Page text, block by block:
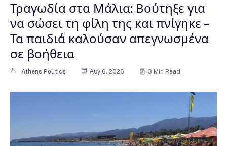
Τραγωδία στα Μάλια: Βούτηξε για
να σώσει τη φίλη της και πνίγηκε –
Τα παιδιά καλούσαν απεγνωσμένα
σε βοήθεια
Athens Politics Αυγ 6, 2026 3 Min Read